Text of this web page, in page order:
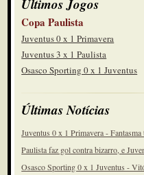
34'
2º tempo
saiu Canela, entrou
27'
25' prudente faz alteração
22'
2º tempo
parada para
Últimos Jogos
Copa Paulista
Juventus 0 x 1 Primavera
Juventus 3 x 1 Paulista
Osasco Sporting 0 x 1 Juventus
Últimas Notícias
Juventus 0 x 1 Primavera -
Paulista faz gol contra bizarro, e
Osasco Sporting 0 x 1 Juventus -